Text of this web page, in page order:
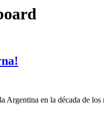
Argentina en la década de